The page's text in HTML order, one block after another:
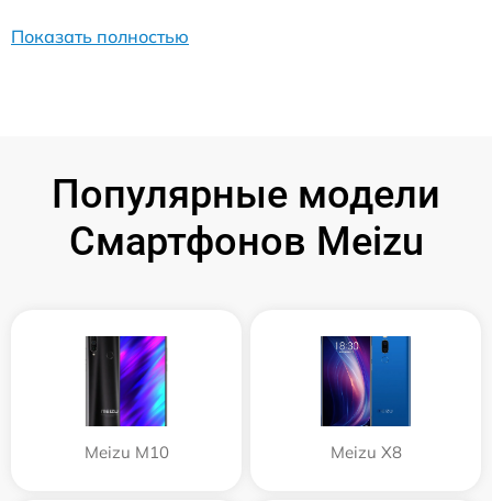
Показать полностью
Популярные модели
Смартфонов Meizu
Meizu M10 Meizu X8